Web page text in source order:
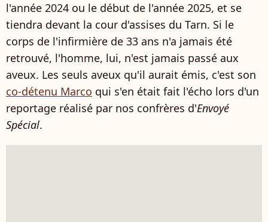
l'année 2024 ou le début de l'année 2025, et se
tiendra devant la cour d'assises du Tarn. Si le
corps de l'infirmière de 33 ans n'a jamais été
retrouvé, l'homme, lui, n'est jamais passé aux
aveux. Les seuls aveux qu'il aurait émis, c'est son
co-détenu Marco qui s'en était fait l'écho lors d'un
reportage réalisé par nos confrères d'Envoyé
Spécial.